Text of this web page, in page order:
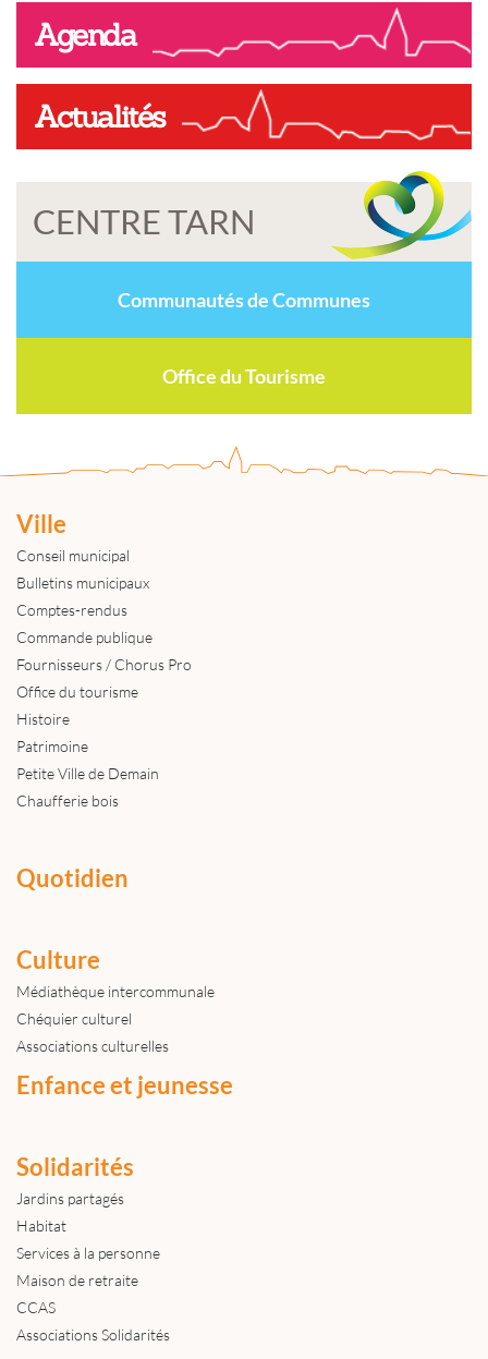
Agenda
Actualités
CENTRE TARN
Communautés de Communes
Office du Tourisme
Ville
Conseil municipal
Bulletins municipaux
Comptes-rendus
Commande publique
Fournisseurs / Chorus Pro
Office du tourisme
Histoire
Patrimoine
Petite Ville de Demain
Chaufferie bois
Quotidien
Culture
Médiathèque intercommunale
Chéquier culturel
Associations culturelles
Enfance et jeunesse
Solidarités
Jardins partagés
Habitat
Services à la personne
Maison de retraite
CCAS
Associations Solidarités